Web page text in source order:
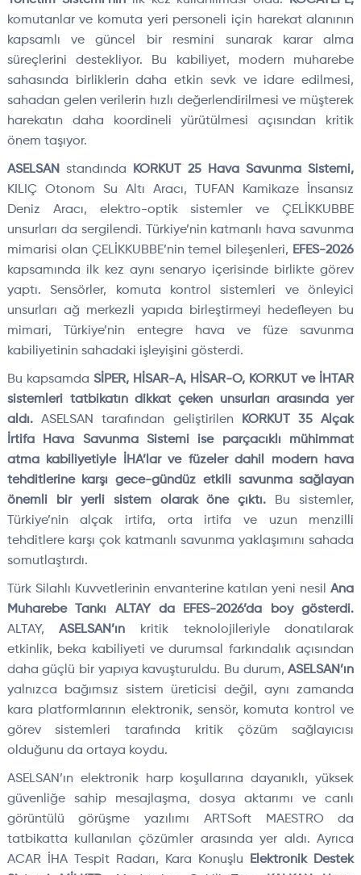
komutanlar ve komuta yeri personeli için harekat alanının
kapsamlı ve güncel bir resmini sunarak karar alma
süreçlerini destekliyor. Bu kabiliyet, modern muharebe
sahasında birliklerin daha etkin sevk ve idare edilmesi,
sahadan gelen verilerin hızlı değerlendirilmesi ve müşterek
harekatın daha koordineli yürütülmesi açısından kritik
önem taşıyor.
ASELSAN standında
KORKUT 25 Hava Savunma Sistemi,
KILIÇ Otonom Su Altı Aracı, TUFAN Kamikaze İnsansız
Deniz Aracı, elektro-optik sistemler ve ÇELİKKUBBE
unsurları da sergilendi. Türkiye’nin katmanlı hava savunma
mimarisi olan ÇELİKKUBBE’nin temel bileşenleri, EFES-2026
kapsamında ilk kez aynı senaryo içerisinde birlikte görev
yaptı. Sensörler, komuta kontrol sistemleri ve önleyici
unsurları ağ merkezli yapıda birleştirmeyi hedefleyen bu
mimari, Türkiye’nin entegre hava ve füze savunma
kabiliyetinin sahadaki işleyişini gösterdi.
Bu kapsamda SİPER, HİSAR-A, HİSAR-O, KORKUT ve İHTAR
sistemleri tatbikatın dikkat çeken unsurları arasında yer
aldı.ASELSAN tarafından geliştirilen
KORKUT 35 Alçak
İrtifa Hava Savunma Sistemi ise parçacıklı mühimmat
atma kabiliyetiyle İHA’lar ve füzeler dahil modern hava
tehditlerine karşı gece-gündüz etkili savunma sağlayan
önemli bir yerli sistem olarak öne çıktı. Bu sistemler,
Türkiye’nin alçak irtifa, orta irtifa ve uzun menzilli
tehditlere karşı çok katmanlı savunma yaklaşımını sahada
somutlaştırdı.
Türk Silahlı Kuvvetlerinin envanterine katılan yeni nesilAna
Muharebe Tankı ALTAY da EFES-2026’da boy gösterdi.
ALTAY,ASELSAN’ın
kritik teknolojileriyle donatılarak
etkinlik, beka kabiliyeti ve durumsal farkındalık açısından
daha güçlü bir yapıya kavuşturuldu. Bu durum,ASELSAN’ın
yalnızca bağımsız sistem üreticisi değil, aynı zamanda
kara platformlarının elektronik, sensör, komuta kontrol ve
görev sistemleri tarafında kritik çözüm sağlayıcısı
olduğunu da ortaya koydu.
ASELSAN’ın elektronik harp koşullarına dayanıklı, yüksek
güvenliğe sahip mesajlaşma, dosya aktarımı ve canlı
görüntülü görüşme yazılımı ARTSoft MAESTRO da
tatbikatta kullanılan çözümler arasında yer aldı. Ayrıca
ACAR İHA Tespit Radarı, Kara Konuşlu
Elektronik Destek